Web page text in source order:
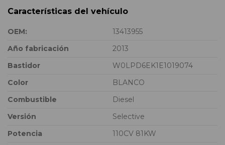
Características del vehículo
OEM:
13413955
Año fabricación
2013
Bastidor
W0LPD6EK1E1019074
Color
BLANCO
Combustible
Diesel
Versión
Selective
Potencia
110CV 81KW